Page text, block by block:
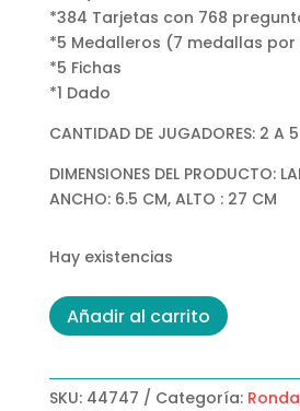
*384 Tarjetas con 768
*5 Medalleros (7 medallas
*5 Fichas
*1 Dado
CANTIDAD DE JUGADORES: 2 A
DIMENSIONES DEL PRODUCTO:
ANCHO: 6.5 CM, ALTO : 27 CM
Hay existencias
Sabelotodo
Fútbol
Añadir al carrito
SKU: 44747 Categoría: Ronda